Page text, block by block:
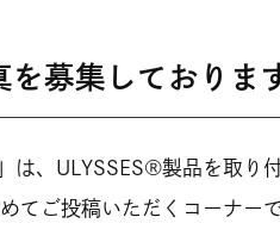
を募集しておりま
は、ULYSSES®製品を取り
てご投稿いただくコーナーで